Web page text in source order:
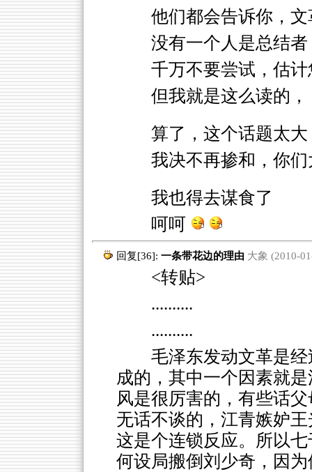
他们都会告诉你，
没有一个人是总结者
千万不要尝试，估
但我就是这么读的，
算了，这个话题太大
我决不再掺和，你
我也得去谋食了
呵呵
回复[36]: 一条带花边的理由 大象 (2010-
<转贴>
..........
..........
毛泽东发动文革是
成的，其中一个因素就
风是很厉害的，有些话
无话不谈的，江青嫉妒
这是个连锁反应。所以
何设局搬倒刘少奇，因